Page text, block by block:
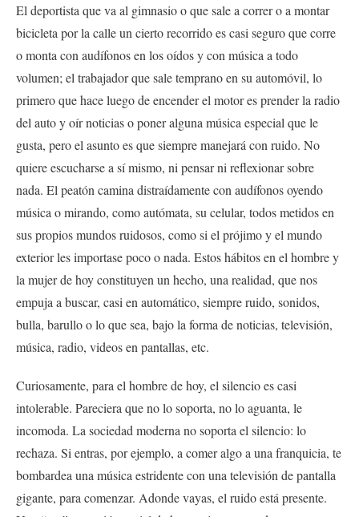
El deportista que va al gimnasio o que sale a correr o a montar
bicicleta por la calle un cierto recorrido es casi seguro que corre
o monta con audífonos en los oídos y con música a todo
volumen; el trabajador que sale temprano en su automóvil, lo
primero que hace luego de encender el motor es prender la radio
del auto y oír noticias o poner alguna música especial que le
gusta, pero el asunto es que siempre manejará con ruido. No
quiere escucharse a sí mismo, ni pensar ni reflexionar sobre
nada. El peatón camina distraídamente con audífonos oyendo
música o mirando, como autómata, su celular, todos metidos en
sus propios mundos ruidosos, como si el prójimo y el mundo
exterior les importase poco o nada. Estos hábitos en el hombre y
la mujer de hoy constituyen un hecho, una realidad, que nos
empuja a buscar, casi en automático, siempre ruido, sonidos,
bulla, barullo o lo que sea, bajo la forma de noticias, televisión,
música, radio, videos en pantallas, etc.
Curiosamente, para el hombre de hoy, el silencio es casi
intolerable. Pareciera que no lo soporta, no lo aguanta, le
incomoda. La sociedad moderna no soporta el silencio: lo
rechaza. Si entras, por ejemplo, a comer algo a una franquicia, te
bombardea una música estridente con una televisión de pantalla
gigante, para comenzar. Adonde vayas, el ruido está presente.